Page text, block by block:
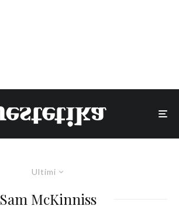
Ultimi
Sam McKinniss